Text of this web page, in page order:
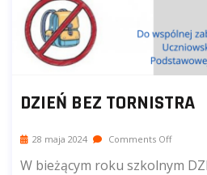
DZIEŃ BEZ TORNISTRA
28 maja 2024 Comments Off
W bieżącym roku szkolnym